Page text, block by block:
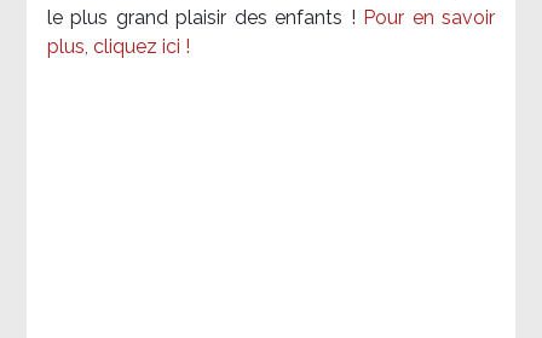
le plus grand plaisir des enfants ! Pour en savoir
plus, cliquez ici !